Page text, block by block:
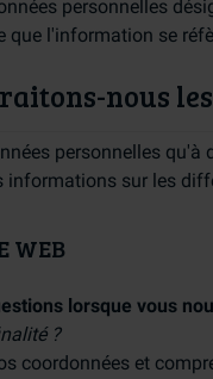
personnelles
que l'information se
nous
personnelles
informations sur les
WEB
lorsque vous
?
coordonnées et